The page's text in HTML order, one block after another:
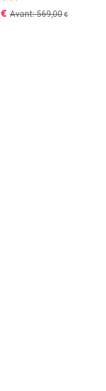
€ Avant: 569,00€